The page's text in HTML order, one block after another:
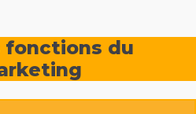
fonctions du